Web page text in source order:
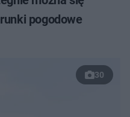
pogodowe
30